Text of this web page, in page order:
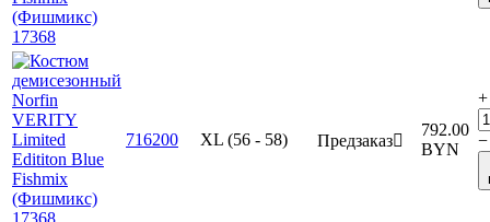
716200 XL (56 - 58) Предзаказ
792.00
BYN
+
−